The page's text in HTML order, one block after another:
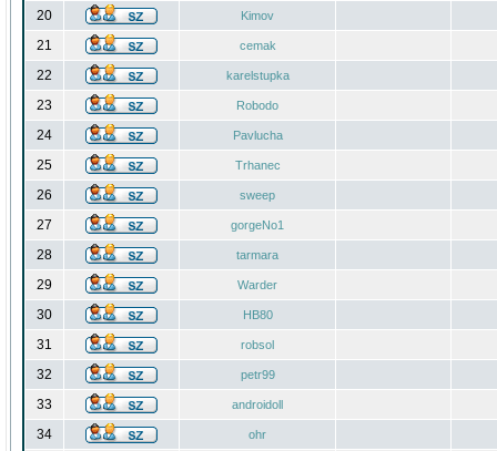
20 Kimov
21 cemak
22 karelstupka
23 Robodo
24 Pavlucha
25 Trhanec
26 sweep
27 gorgeNo1
28 tarmara
29 Warder
30 HB80
31 robsol
32 petr99
33 androidoll
34 ohr